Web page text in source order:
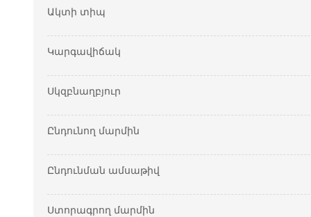
Ակտի տիպ
Կարգավիճակ
Սկզբնաղբյուր
Ընդունող մարմին
Ընդունման ամսաթիվ
Ստորագրող մարմին